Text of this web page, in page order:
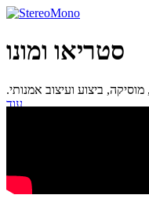
סטריאו ומונו
ביצוע ועיצוב אמנותי.
עוד...